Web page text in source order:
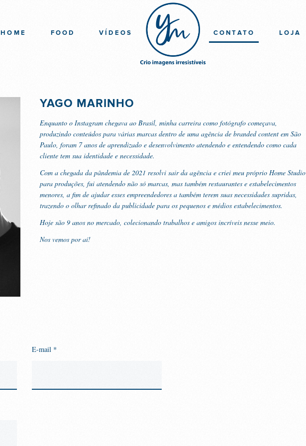
HOME FOOD VÍDEOS CONTATO LOJA
YAGO MARINHO
Enquanto o Instagram chegava ao Brasil, minha carreira como fotógrafo começava,
produzindo conteúdos para várias marcas dentro de uma agência de branded content em São
Paulo, foram 7 anos de aprendizado e desenvolvimento atendendo e entendendo como cada
cliente tem sua identidade e necessidade.
Com a chegada da pândemia de 2021 resolvi sair da agência e criei meu próprio Home Studio
para produções, fui atendendo não só marcas, mas também restaurantes e estabelecimentos
menores, a fim de ajudar esses empreendedores a também terem suas necessidades supridas,
trazendo o olhar refinado da publicidade para os pequenos e médios estabelecimentos.
Hoje são 9 anos no mercado, colecionando trabalhos e amigos incríveis nesse meio.
Nos vemos por aí!
E-mail *